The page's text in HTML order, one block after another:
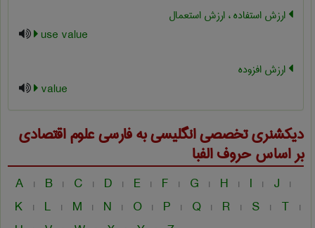
ارزش استفاده ، ارزش استعمال
use value
ارزش افزوده
value
دیکشنری تخصصی انگلیسی به فارسیعلوم اقتصادی
بر اساس حروف الفبا
A | B | C | D | E | F | G | H | I | J |
K | L | M | N | O | P | Q | R | S | T |